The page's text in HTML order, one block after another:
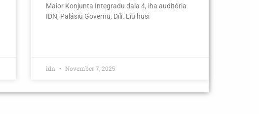
Maior Konjunta Integradu dala 4, iha auditória
IDN, Palásiu Governu, Díli. Liu husi
idn November 7, 2025